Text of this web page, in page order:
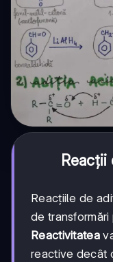
Reacții
Reacțiile de
de
Reactivitatea
reactive decât